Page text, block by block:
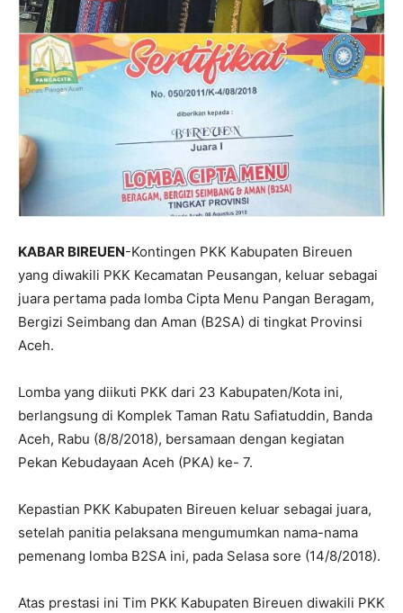
KABAR BIREUEN-Kontingen PKK Kabupaten Bireuen
yang diwakili PKK Kecamatan Peusangan, keluar sebagai
juara pertama pada lomba Cipta Menu Pangan Beragam,
Bergizi Seimbang dan Aman (B2SA) di tingkat Provinsi
Aceh.
Lomba yang diikuti PKK dari 23 Kabupaten/Kota ini,
berlangsung di Komplek Taman Ratu Safiatuddin, Banda
Aceh, Rabu (8/8/2018), bersamaan dengan kegiatan
Pekan Kebudayaan Aceh (PKA) ke- 7.
Kepastian PKK Kabupaten Bireuen keluar sebagai juara,
setelah panitia pelaksana mengumumkan nama-nama
pemenang lomba B2SA ini, pada Selasa sore (14/8/2018).
Atas prestasi ini Tim PKK Kabupaten Bireuen diwakili PKK